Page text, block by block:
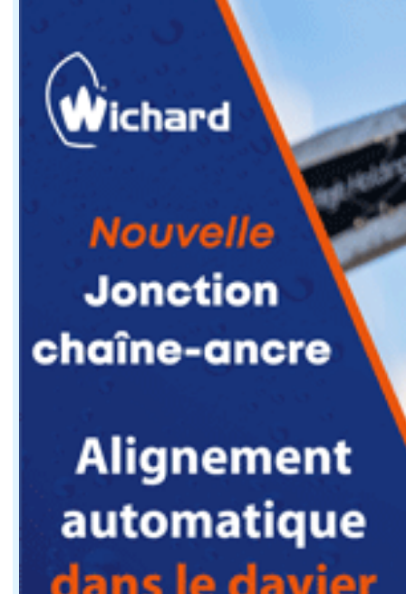
Habitabilité et autonomie : un bateau conçu
Le grand voyage ne se résume pas à la vitesse. La
Le chantier évoque également un travail sur la
Un programme polyvalent entre croisière,
La première unité en construction présente une
La présentation officielle du Cigale 15 QR est